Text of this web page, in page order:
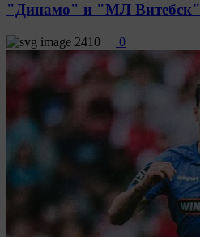
"Динамо" и "МЛ Витебск"
2410 0